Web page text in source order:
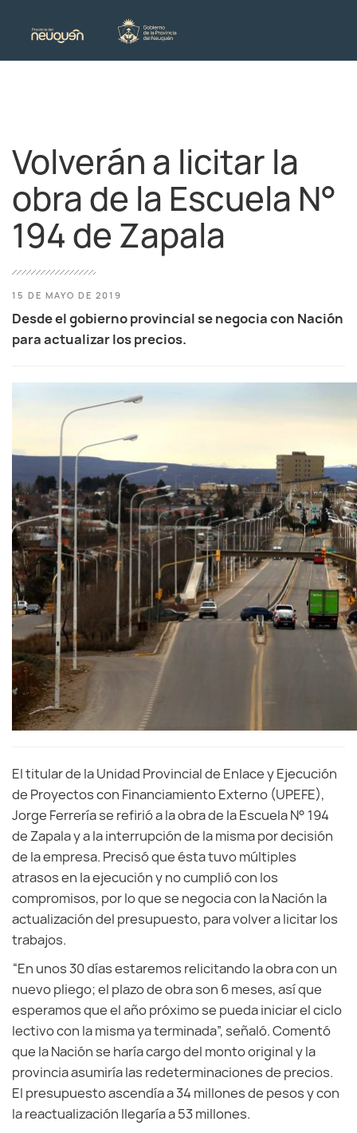
Volverán a licitar la
obra de la Escuela N°
194 de Zapala
15 DE MAYO DE 2019
Desde el gobierno provincial se negocia con Nación
para actualizar los precios.
El titular de la Unidad Provincial de Enlace y Ejecución
de Proyectos con Financiamiento Externo (UPEFE),
Jorge Ferrería se refirió a la obra de la Escuela N° 194
de Zapala y a la interrupción de la misma por decisión
de la empresa. Precisó que ésta tuvo múltiples
atrasos en la ejecución y no cumplió con los
compromisos, por lo que se negocia con la Nación la
actualización del presupuesto, para volver a licitar los
trabajos.
“En unos 30 días estaremos relicitando la obra con un
nuevo pliego; el plazo de obra son 6 meses, así que
esperamos que el año próximo se pueda iniciar el ciclo
lectivo con la misma ya terminada”, señaló. Comentó
que la Nación se haría cargo del monto original y la
provincia asumiría las redeterminaciones de precios.
El presupuesto ascendía a 34 millones de pesos y con
la reactualización llegaría a 53 millones.